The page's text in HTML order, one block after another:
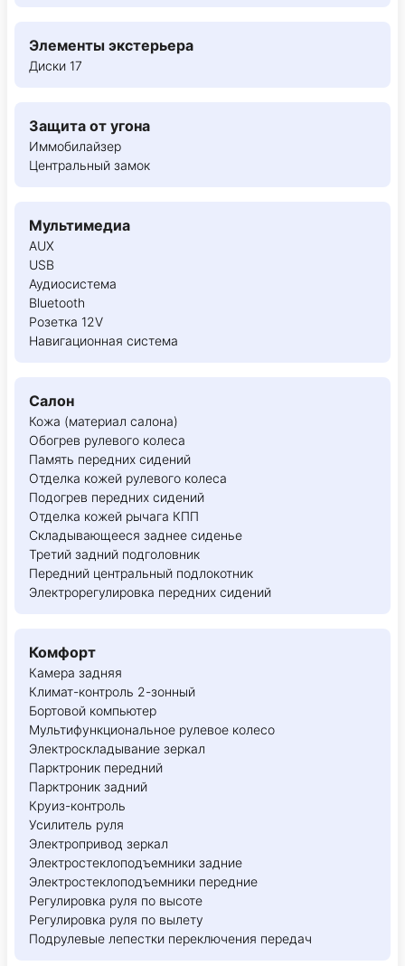
Элементы экстерьера
Диски 17
Защита от угона
Иммобилайзер
Центральный замок
Мультимедиа
AUX
USB
Аудиосистема
Bluetooth
Розетка 12V
Навигационная система
Салон
Кожа (материал салона)
Обогрев рулевого колеса
Память передних сидений
Отделка кожей рулевого колеса
Подогрев передних сидений
Отделка кожей рычага КПП
Складывающееся заднее сиденье
Третий задний подголовник
Передний центральный подлокотник
Электрорегулировка передних сидений
Комфорт
Камера задняя
Климат-контроль 2-зонный
Бортовой компьютер
Мультифункциональное рулевое колесо
Электроскладывание зеркал
Парктроник передний
Парктроник задний
Круиз-контроль
Усилитель руля
Электропривод зеркал
Электростеклоподъемники задние
Электростеклоподъемники передние
Регулировка руля по высоте
Регулировка руля по вылету
Подрулевые лепестки переключения передач